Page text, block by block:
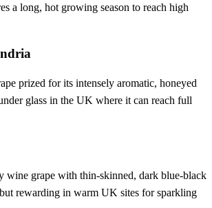
a long, hot growing season to reach high
prized for its intensely aromatic, honeyed
glass in the UK where it can reach full
wine grape with thin-skinned, dark blue-black
rewarding in warm UK sites for sparkling